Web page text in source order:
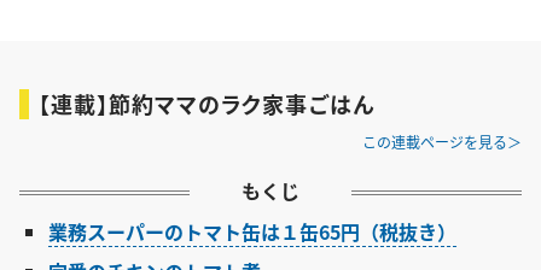
【連載】節約ママのラク家事ごはん
この連載ページを見る
もくじ
業務スーパーのトマト缶は１缶65円（税抜き）